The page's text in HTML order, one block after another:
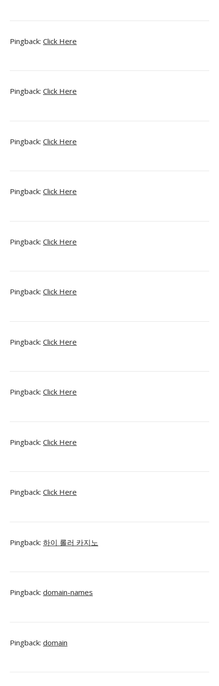
Pingback: Click Here
Pingback: Click Here
Pingback: Click Here
Pingback: Click Here
Pingback: Click Here
Pingback: Click Here
Pingback: Click Here
Pingback: Click Here
Pingback: Click Here
Pingback: Click Here
Pingback: 하이 롤러 카지노
Pingback: domain-names
Pingback: domain